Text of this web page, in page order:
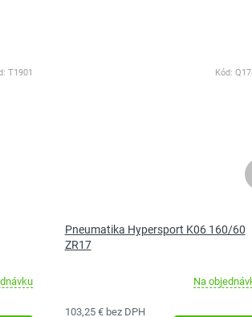
T1901
Pneumatika Hypersport K06 160/60
ZR17
Na
103,25 € bez DPH
Kód: